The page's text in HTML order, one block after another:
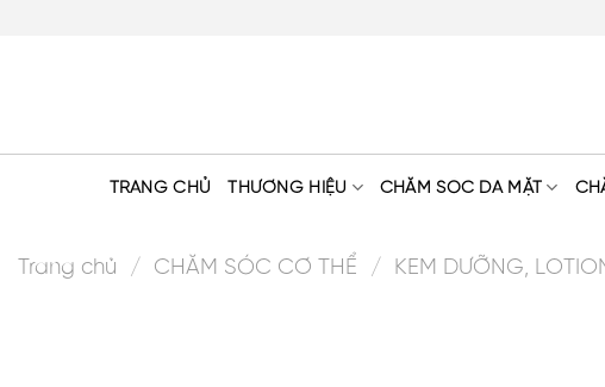
TRANG CHỦ THƯƠNG HIỆU CHĂM SÓC DA MẶT
Trang chủ / CHĂM SÓC CƠ THỂ / KEM DƯỠNG,